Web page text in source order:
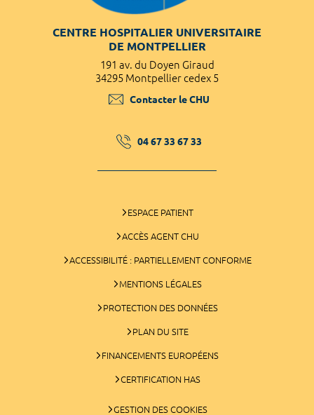
CENTRE HOSPITALIER UNIVERSITAIRE
DE MONTPELLIER
191 av. du Doyen Giraud
34295 Montpellier cedex 5
Contacter le CHU
04 67 33 67 33
ESPACE PATIENT
ACCÈS AGENT CHU
ACCESSIBILITÉ : PARTIELLEMENT CONFORME
MENTIONS LÉGALES
PROTECTION DES DONNÉES
PLAN DU SITE
FINANCEMENTS EUROPÉENS
CERTIFICATION HAS
GESTION DES COOKIES